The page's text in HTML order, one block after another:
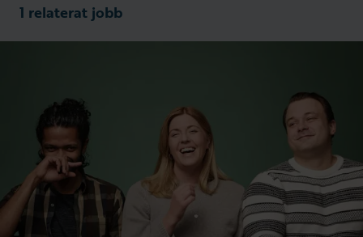
1 relaterat jobb